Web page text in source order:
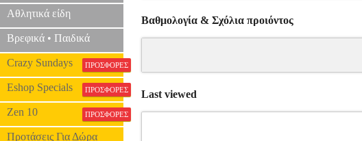
Αθλητικά είδη
Βρεφικά • Παιδικά
Crazy Sundays ΠΡΟΣΦΟΡΕΣ
Eshop Specials ΠΡΟΣΦΟΡΕΣ
Zen 10 ΠΡΟΣΦΟΡΕΣ
Προτάσεις Για Δώρα
Βαθμολογία & Σχόλια προιόντος
Last viewed